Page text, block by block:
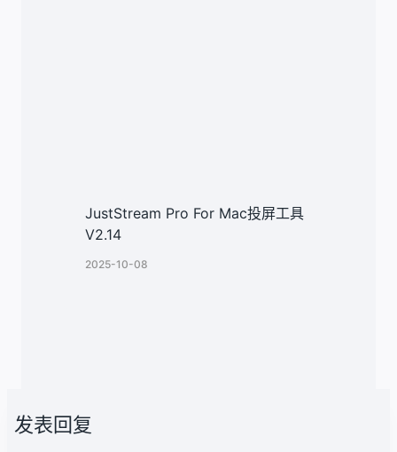
JustStream Pro For Mac投屏工具
V2.14
2025-10-08
发表回复